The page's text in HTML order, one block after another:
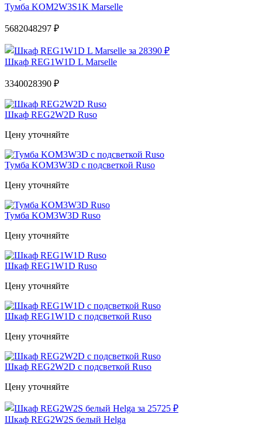
Тумба KOM2W3S1K Marselle
5682048297 ₽
Шкаф REG1W1D L Marselle
3340028390 ₽
Шкаф REG2W2D Ruso
Цену уточняйте
Тумба KOM3W3D с подсветкой Ruso
Цену уточняйте
Тумба KOM3W3D Ruso
Цену уточняйте
Шкаф REG1W1D Ruso
Цену уточняйте
Шкаф REG1W1D с подсветкой Ruso
Цену уточняйте
Шкаф REG2W2D с подсветкой Ruso
Цену уточняйте
Шкаф REG2W2S белый Helga